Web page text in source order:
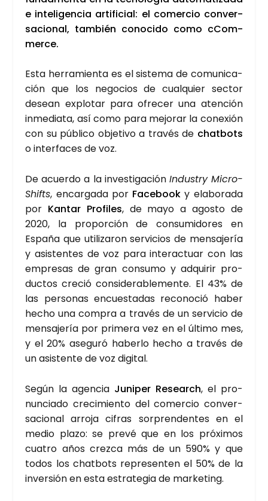
e inte­li­gen­cia arti­fi­cial: el comer­cio con­ver­
sa­cio­nal, tam­bién cono­ci­do como cCom­
mer­ce.
Esta herra­mien­ta es el sis­te­ma de comu­ni­ca­
ción que los nego­cios de cual­quier sec­tor
desean explo­tar para ofre­cer una aten­ción
inme­dia­ta, así como para mejo­rar la cone­xión
con su públi­co obje­ti­vo a tra­vés de chat­bots
o inter­fa­ces de voz.
De acuer­do a la inves­ti­ga­ción Industry Micro-
Shifts, encar­ga­da por Face­book y ela­bo­ra­da
por Kan­tar Pro­fi­les, de mayo a agos­to de
2020, la pro­por­ción de con­su­mi­do­res en
Espa­ña que uti­li­za­ron ser­vi­cios de men­sa­je­ría
y asis­ten­tes de voz para inter­ac­tuar con las
empre­sas de gran con­su­mo y adqui­rir pro­
duc­tos cre­ció con­si­de­ra­ble­men­te. El 43% de
las per­so­nas encues­ta­das reco­no­ció haber
hecho una com­pra a tra­vés de un ser­vi­cio de
men­sa­je­ría por pri­me­ra vez en el últi­mo mes,
y el 20% ase­gu­ró haber­lo hecho a tra­vés de
un asis­ten­te de voz digi­tal.
Según la agen­cia Juni­per Research, el pro­
nun­cia­do cre­ci­mien­to del comer­cio con­ver­
sa­cio­nal arro­ja cifras sor­pren­den­tes en el
medio pla­zo: se pre­vé que en los pró­xi­mos
cua­tro años crez­ca más de un 590% y que
todos los chat­bots repre­sen­ten el 50% de la
inver­sión en esta estra­te­gia de mar­ke­ting.